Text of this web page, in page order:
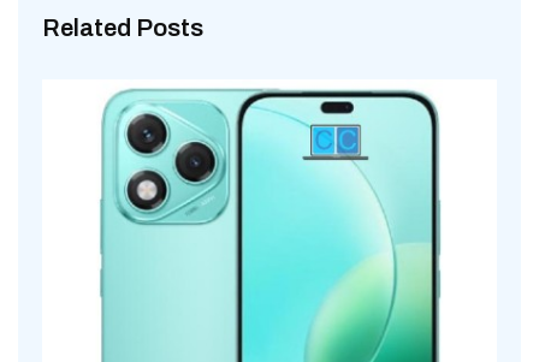
Related Posts